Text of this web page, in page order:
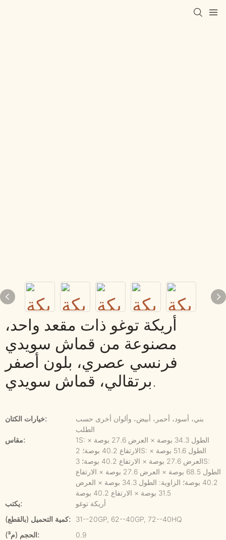
أريكة توغو ذات مقعد واحد،
مصنوعة من قماش سويدي
فرنسي عصري، بلون أصفر
برتقالي، قماش سويدي.
خيارات الكتان:
بني، أسود، أحمر، أبيض، وألوان أخرى حسب
الطلب
مقاس:
1S: الطول 34.3 بوصة × العرض 27.6 بوصة ×
الارتفاع 40.2 بوصة؛ 2S: الطول 51.6 بوصة ×
العرض 27.6 بوصة × الارتفاع 40.2 بوصة؛ 3S:
الطول 68.5 بوصة × العرض 27.6 بوصة × الارتفاع
40.2 بوصة؛ الزاوية: الطول 34.3 بوصة × العرض
31.5 بوصة × الارتفاع 40.2 بوصة
يكتب:
أريكة توغو
كمية التحميل (بالقطع):
31--20GP, 62--40GP, 72--40HQ
الحجم (م³):
0.9